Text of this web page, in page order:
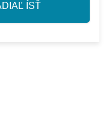
ÍSŤ